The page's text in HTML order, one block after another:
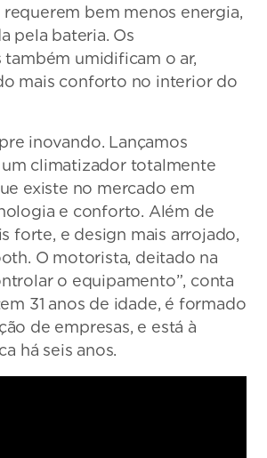
bem menos energia,
pela bateria. Os
umidificam o ar,
mais conforto no interior do
inovando. Lançamos
climatizador totalmente
existe no mercado em
e conforto. Além de
forte, e design mais arrojado,
O motorista, deitado na
o equipamento”, conta
31 anos de idade, é formado
de empresas, e está à
há seis anos.